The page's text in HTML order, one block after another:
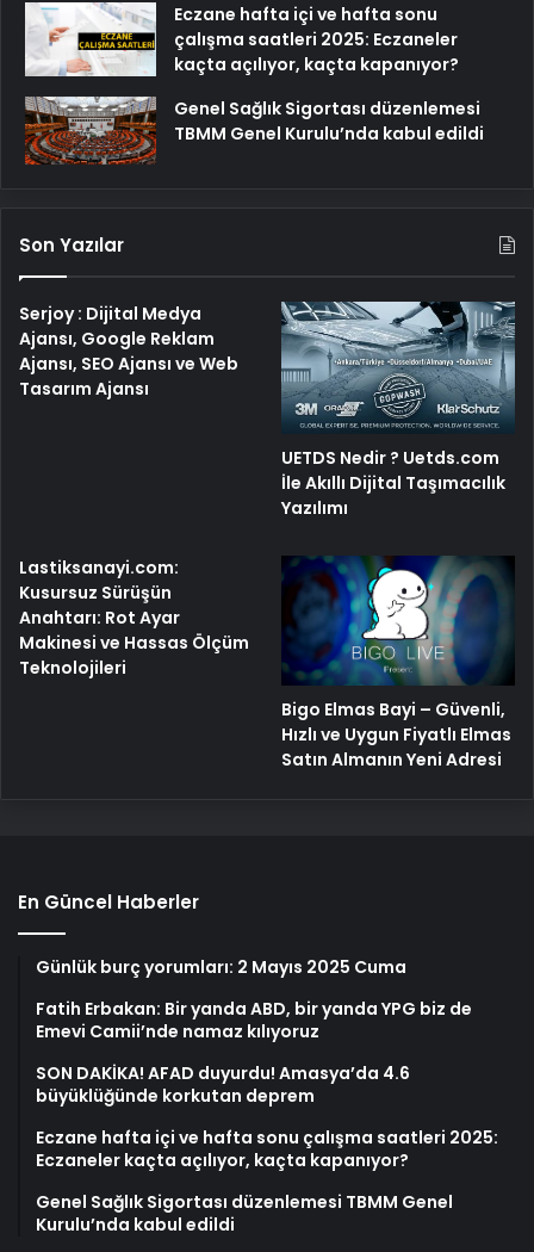
Eczane hafta içi ve hafta sonu
çalışma saatleri 2025: Eczaneler
kaçta açılıyor, kaçta kapanıyor?
Genel Sağlık Sigortası düzenlemesi
TBMM Genel Kurulu’nda kabul edildi
Son Yazılar
Serjoy : Dijital Medya
Ajansı, Google Reklam
Ajansı, SEO Ajansı ve Web
Tasarım Ajansı
UETDS Nedir ? Uetds.com
İle Akıllı Dijital Taşımacılık
Yazılımı
Lastiksanayi.com:
Kusursuz Sürüşün
Anahtarı: Rot Ayar
Makinesi ve Hassas Ölçüm
Teknolojileri
Bigo Elmas Bayi – Güvenli,
Hızlı ve Uygun Fiyatlı Elmas
Satın Almanın Yeni Adresi
En Güncel Haberler
Günlük burç yorumları: 2 Mayıs 2025 Cuma
Fatih Erbakan: Bir yanda ABD, bir yanda YPG biz de
Emevi Camii’nde namaz kılıyoruz
SON DAKİKA! AFAD duyurdu! Amasya’da 4.6
büyüklüğünde korkutan deprem
Eczane hafta içi ve hafta sonu çalışma saatleri 2025:
Eczaneler kaçta açılıyor, kaçta kapanıyor?
Genel Sağlık Sigortası düzenlemesi TBMM Genel
Kurulu’nda kabul edildi